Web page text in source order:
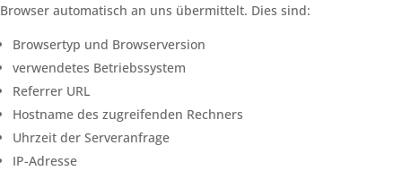
Browser automatisch an uns übermittelt. Dies sind:
Browsertyp und Browserversion
verwendetes Betriebssystem
Referrer URL
Hostname des zugreifenden Rechners
Uhrzeit der Serveranfrage
IP-Adresse